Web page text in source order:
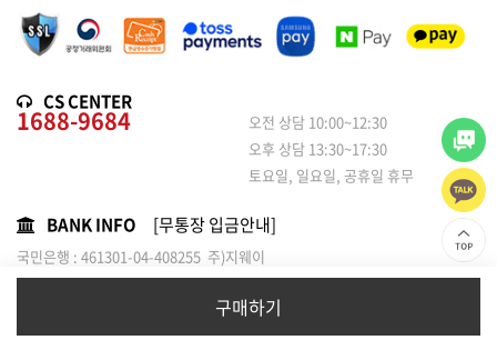
구매하기
CS CENTER
1688-9684
오전 상담 10:00~12:30
오후 상담 13:30~17:30
토요일, 일요일, 공휴일 휴무
BANK INFO [무통장 입금안내]
국민은행 : 461301-04-408255 주)지웨이
농협은행 : 301-0120-1814-01 / 주식회사 지웨이
copyright ⓒ (주)지웨이. All Rights Reserved.